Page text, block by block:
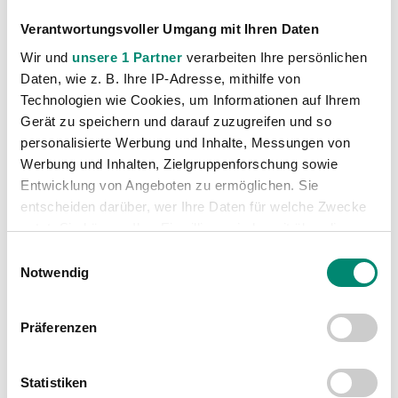
Verantwortungsvoller Umgang mit Ihren Daten
Wir und unsere 1 Partner verarbeiten Ihre persönlichen
Daten, wie z. B. Ihre IP-Adresse, mithilfe von
Technologien wie Cookies, um Informationen auf Ihrem
Gerät zu speichern und darauf zuzugreifen und so
personalisierte Werbung und Inhalte, Messungen von
Werbung und Inhalten, Zielgruppenforschung sowie
Entwicklung von Angeboten zu ermöglichen. Sie
entscheiden darüber, wer Ihre Daten für welche Zwecke
nutzt. Sie können Ihre Einwilligung jederzeit über die
Trigger Symbol ändern oder widerrufen
Erfahren Sie mehr darüber, wie Ihre persönlichen Daten
verarbeitet werden, und legen Sie Ihre Präferenzen im
Notwendig
Präferenzen
Statistiken
Schärding Friedhofsparkplatz 10.30 Uhr
Wels Hauptbahnhof, Reisebusterminal 12.00 Uhr
Linz Hauptbahnhof, ABC-Stüberl 12.30 Uhr
Bitte unbedingt immer den Abfahrtsort und
Abfahrtszeit bekannt geben!